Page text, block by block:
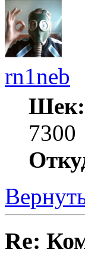
rn1neb
Шек:
7300
Re: